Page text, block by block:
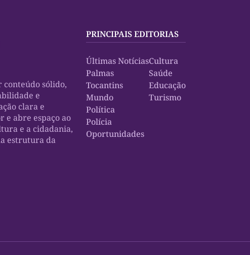
conteúdo sólido,
e
clara e
e abre espaço ao
e a cidadania,
estrutura da
PRINCIPAIS EDITORIAS
Últimas Notícias
Palmas
Tocantins
Mundo
Política
Polícia
Oportunidades
Cultura
Saúde
Educação
Turismo